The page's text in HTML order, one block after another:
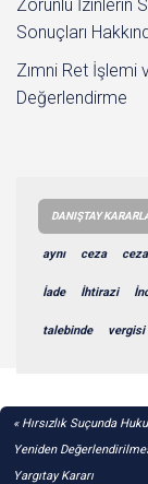
Zorunlu İzinlerin
Sonuçları
Zımni Ret İşlemi
Değerlendirme
DANIŞTAY
aynı ceza
İade İhtirazi
talebinde vergisi
YAZI
Hırsızlık Suçunda
Yeniden
Yargıtay Kararı